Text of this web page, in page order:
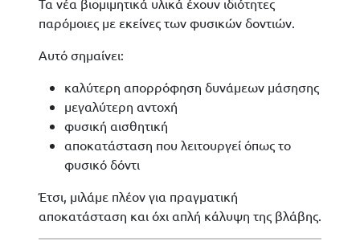
παρόμοιες με εκείνες των φυσικών δοντιών.
Αυτό σημαίνει:
καλύτερη απορρόφηση δυνάμεων μάσησης
μεγαλύτερη αντοχή
φυσική αισθητική
αποκατάσταση που λειτουργεί όπως το
φυσικό δόντι
Έτσι, μιλάμε πλέον για πραγματική
αποκατάσταση και όχι απλή κάλυψη της βλάβης.